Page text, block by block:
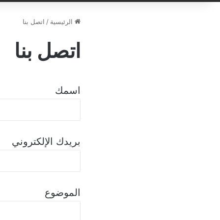
الرئيسية / اتصل بنا
اتصل بنا
اسمك
بريدك الإلكتروني
الموضوع